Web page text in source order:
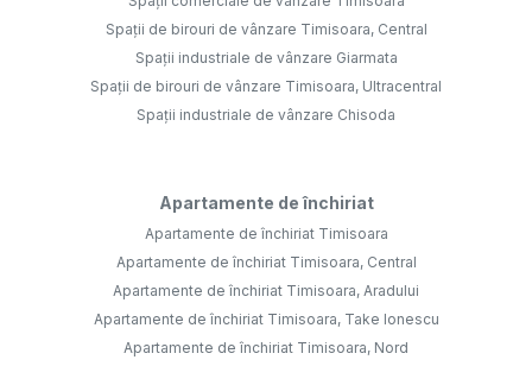
Spații de birouri de vânzare Timisoara, Central
Spații industriale de vânzare Giarmata
Spații de birouri de vânzare Timisoara, Ultracentral
Spații industriale de vânzare Chisoda
Apartamente de închiriat
Apartamente de închiriat Timisoara
Apartamente de închiriat Timisoara, Central
Apartamente de închiriat Timisoara, Aradului
Apartamente de închiriat Timisoara, Take Ionescu
Apartamente de închiriat Timisoara, Nord